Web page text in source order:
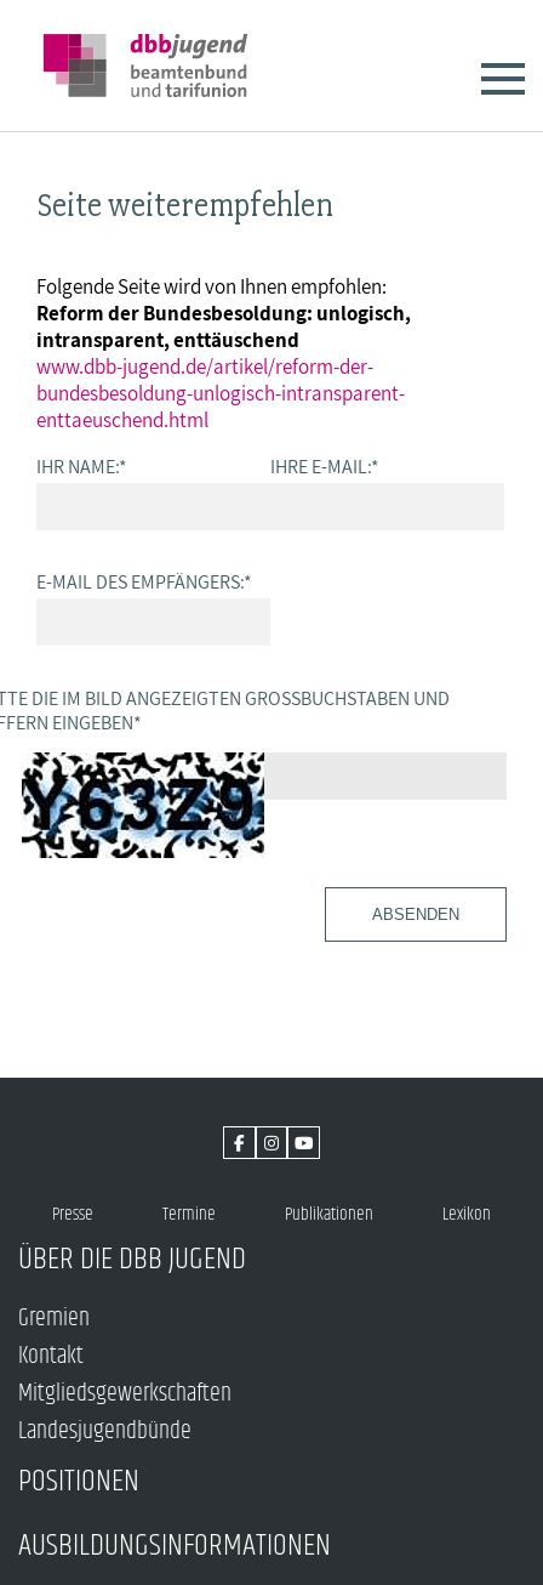
Seite weiterempfehlen
Folgende Seite wird von Ihnen empfohlen:
Reform der Bundesbesoldung: unlogisch,
intransparent, enttäuschend
www.dbb-jugend.de/artikel/reform-der-
bundesbesoldung-unlogisch-intransparent-
enttaeuschend.html
IHR NAME:* IHRE E-MAIL:*
E-MAIL DES EMPFÄNGERS:*
DIE IM BILD ANGEZEIGTEN GROSSBUCHSTABEN UND Z
EINGEBEN *
ABSENDEN
Presse Termine Publikationen Lexikon
ÜBER DIE DBB JUGEND
Gremien
Kontakt
Mitgliedsgewerkschaften
Landesjugendbünde
POSITIONEN
AUSBILDUNGSINFORMATIONEN